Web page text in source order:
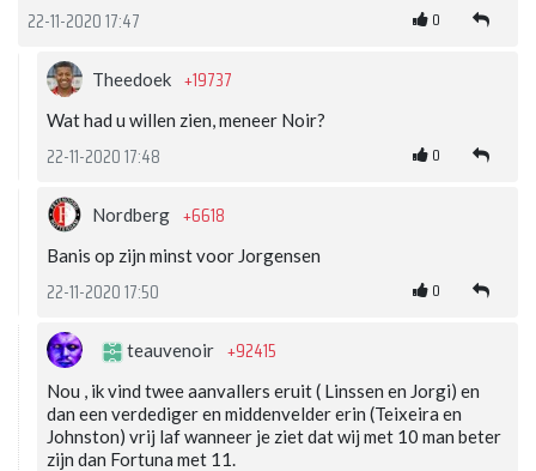
22-11-2020 17:47 0
Theedoek +19737
Wat had u willen zien, meneer Noir?
22-11-2020 17:48 0
Nordberg +6618
Banis op zijn minst voor Jorgensen
22-11-2020 17:50 0
teauvenoir +92415
Nou , ik vind twee aanvallers eruit ( Linssen en Jorgi) en
dan een verdediger en middenvelder erin (Teixeira en
Johnston) vrij laf wanneer je ziet dat wij met 10 man beter
zijn dan Fortuna met 11.